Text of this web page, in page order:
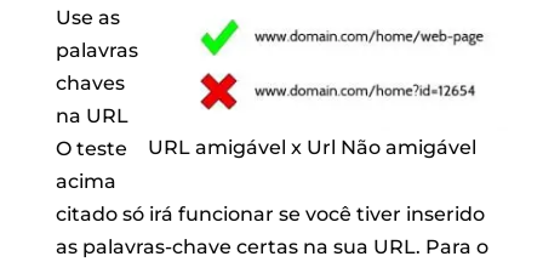
URL amigável x Url Não amigável
Use as
palavras
chaves
na URL
O teste
acima
citado só irá funcionar se você tiver inserido
as palavras-chave certas na sua URL. Para o